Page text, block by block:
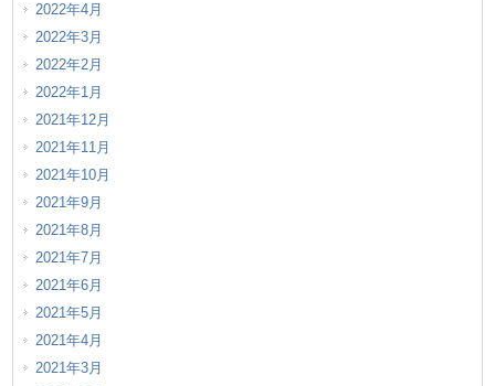
2022年4月
2022年3月
2022年2月
2022年1月
2021年12月
2021年11月
2021年10月
2021年9月
2021年8月
2021年7月
2021年6月
2021年5月
2021年4月
2021年3月